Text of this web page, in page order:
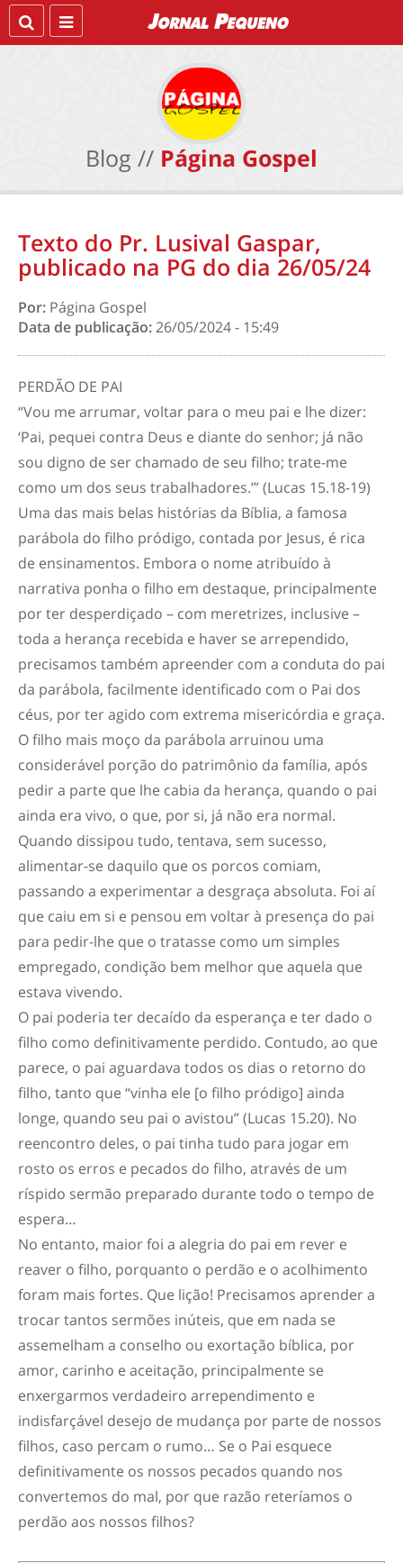
Blog // Página Gospel
Texto do Pr. Lusival Gaspar,
publicado na PG do dia 26/05/24
Por: Página Gospel
Data de publicação:26/05/2024 - 15:49
PERDÃO DE PAI
“Vou me arrumar, voltar para o meu pai e lhe dizer:
‘Pai, pequei contra Deus e diante do senhor; já não
sou digno de ser chamado de seu filho; trate-me
como um dos seus trabalhadores.’” (Lucas 15.18-19)
Uma das mais belas histórias da Bíblia, a famosa
parábola do filho pródigo, contada por Jesus, é rica
de ensinamentos. Embora o nome atribuído à
narrativa ponha o filho em destaque, principalmente
por ter desperdiçado – com meretrizes, inclusive –
toda a herança recebida e haver se arrependido,
precisamos também apreender com a conduta do pai
da parábola, facilmente identificado com o Pai dos
céus, por ter agido com extrema misericórdia e graça.
O filho mais moço da parábola arruinou uma
considerável porção do patrimônio da família, após
pedir a parte que lhe cabia da herança, quando o pai
ainda era vivo, o que, por si, já não era normal.
Quando dissipou tudo, tentava, sem sucesso,
alimentar-se daquilo que os porcos comiam,
passando a experimentar a desgraça absoluta. Foi aí
que caiu em si e pensou em voltar à presença do pai
para pedir-lhe que o tratasse como um simples
empregado, condição bem melhor que aquela que
estava vivendo.
O pai poderia ter decaído da esperança e ter dado o
filho como definitivamente perdido. Contudo, ao que
parece, o pai aguardava todos os dias o retorno do
filho, tanto que “vinha ele [o filho pródigo] ainda
longe, quando seu pai o avistou” (Lucas 15.20). No
reencontro deles, o pai tinha tudo para jogar em
rosto os erros e pecados do filho, através de um
ríspido sermão preparado durante todo o tempo de
espera…
No entanto, maior foi a alegria do pai em rever e
reaver o filho, porquanto o perdão e o acolhimento
foram mais fortes. Que lição! Precisamos aprender a
trocar tantos sermões inúteis, que em nada se
assemelham a conselho ou exortação bíblica, por
amor, carinho e aceitação, principalmente se
enxergarmos verdadeiro arrependimento e
indisfarçável desejo de mudança por parte de nossos
filhos, caso percam o rumo… Se o Pai esquece
definitivamente os nossos pecados quando nos
convertemos do mal, por que razão reteríamos o
perdão aos nossos filhos?